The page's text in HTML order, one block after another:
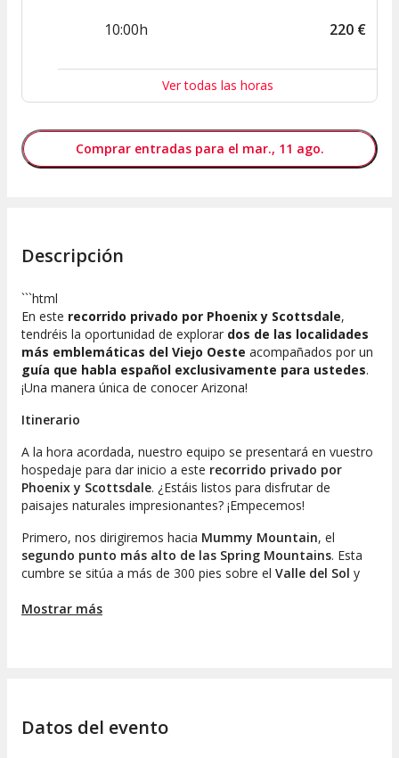
10:00h 220 €
Ver todas las horas
Comprar entradas para el mar., 11 ago.
Descripción
```html
En este recorrido privado por Phoenix y Scottsdale,
tendréis la oportunidad de explorar dos de las localidades
más emblemáticas del Viejo Oeste acompañados por un
guía que habla español exclusivamente para ustedes.
¡Una manera única de conocer Arizona!
Itinerario
A la hora acordada, nuestro equipo se presentará en vuestro
hospedaje para dar inicio a este recorrido privado por
Phoenix y Scottsdale. ¿Estáis listos para disfrutar de
paisajes naturales impresionantes? ¡Empecemos!
Primero, nos dirigiremos hacia Mummy Mountain, el
segundo punto más alto de las Spring Mountains. Esta
cumbre se sitúa a más de 300 pies sobre el Valle del Sol y
Continuaremos la excursión a través del
acercará a la vida en la auténtica Arizona. ¿Os preguntáis por
Mostrar más
Datos del evento